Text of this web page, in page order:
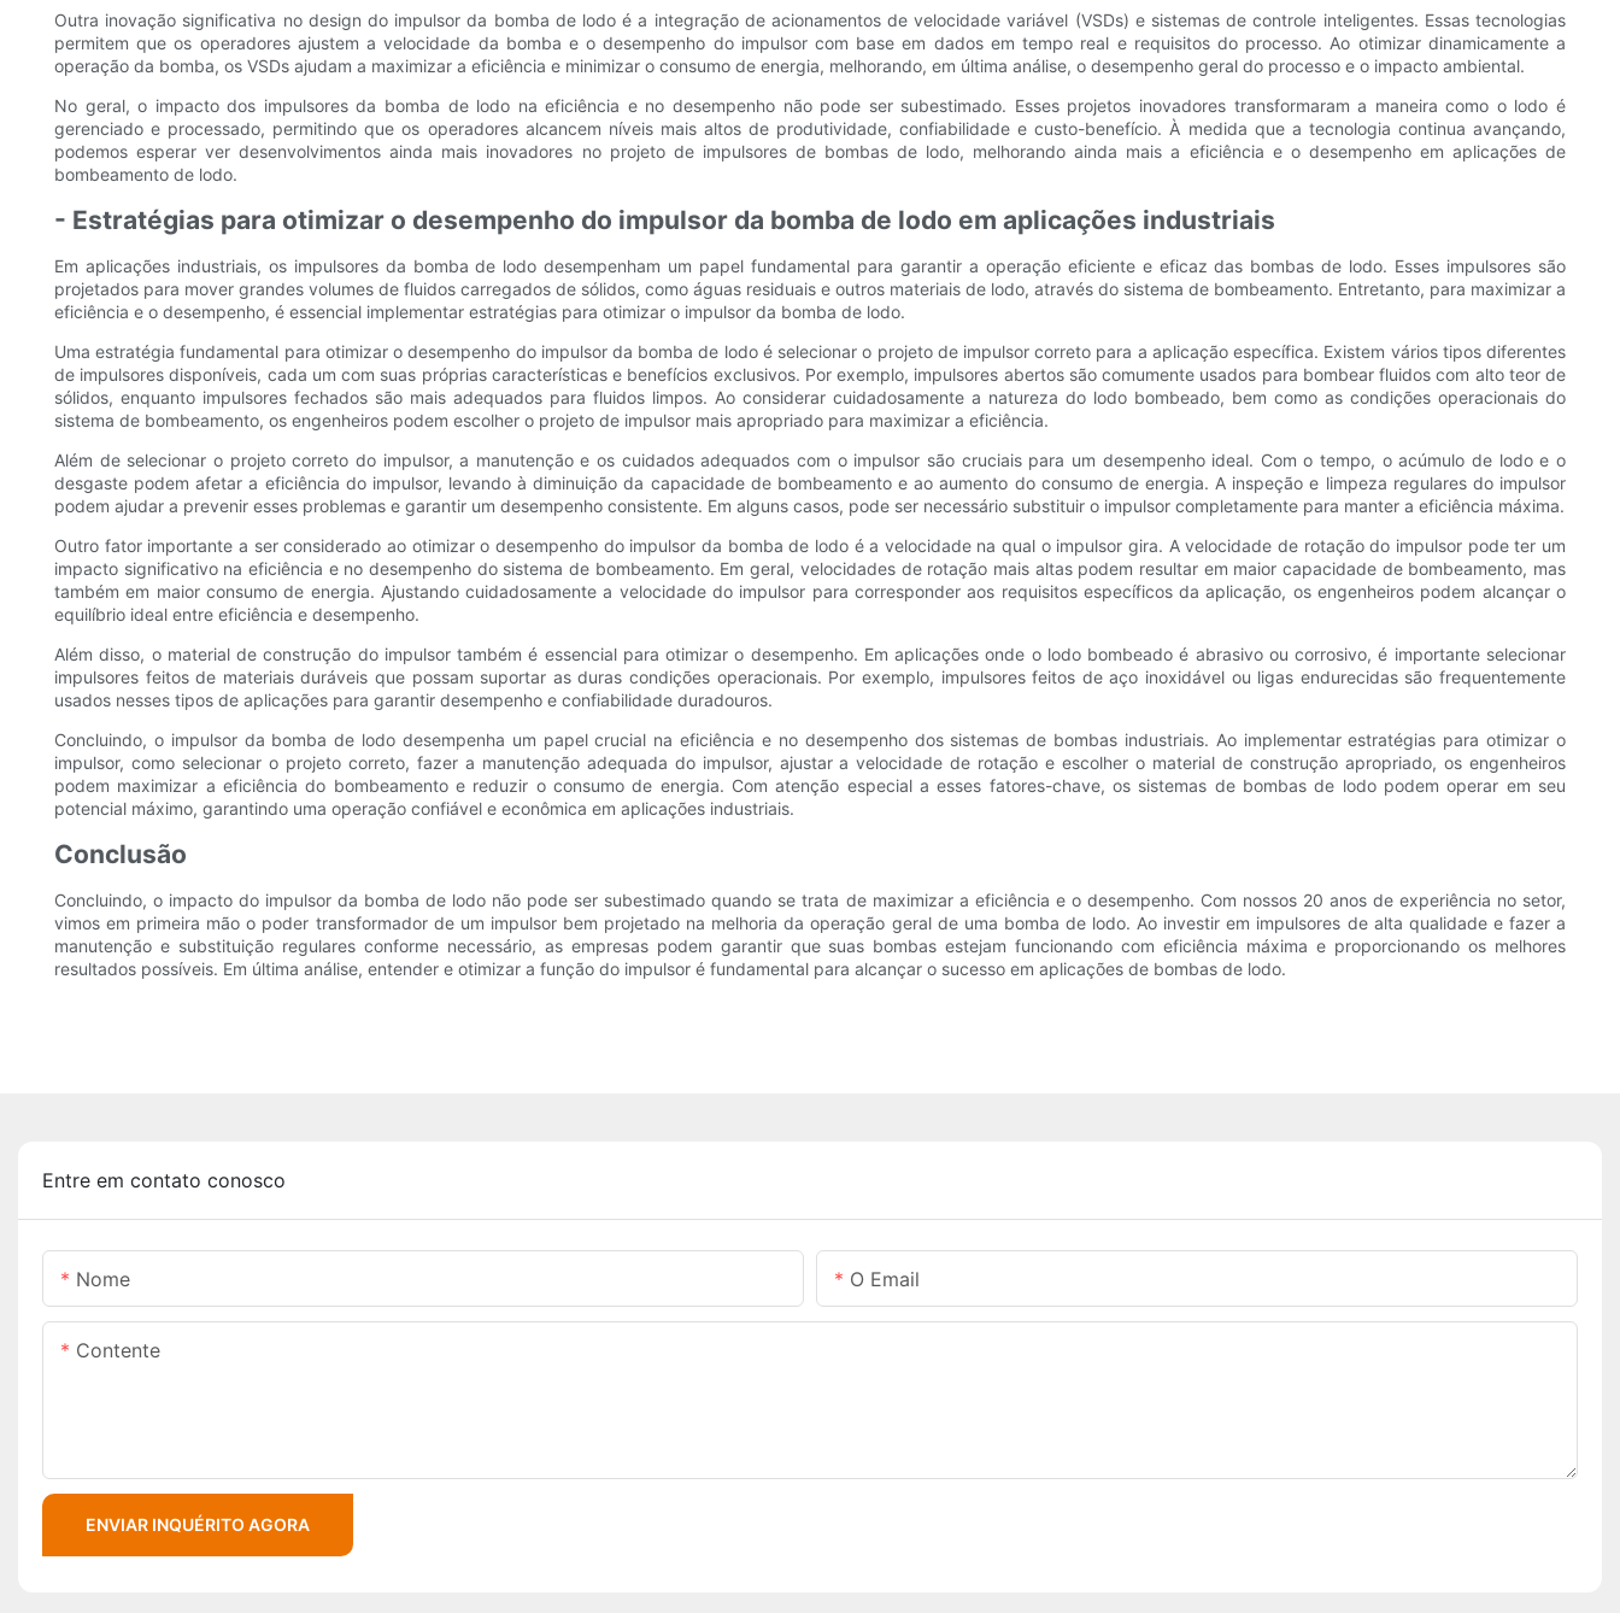
Outra inovação significativa no design do impulsor da bomba de lodo é a integração de acionamentos de velocidade variável (VSDs) e sistemas de controle inteligentes. Essas tecnologias
permitem que os operadores ajustem a velocidade da bomba e o desempenho do impulsor com base em dados em tempo real e requisitos do processo. Ao otimizar dinamicamente a
operação da bomba, os VSDs ajudam a maximizar a eficiência e minimizar o consumo de energia, melhorando, em última análise, o desempenho geral do processo e o impacto ambiental.
No geral, o impacto dos impulsores da bomba de lodo na eficiência e no desempenho não pode ser subestimado. Esses projetos inovadores transformaram a maneira como o lodo é
gerenciado e processado, permitindo que os operadores alcancem níveis mais altos de produtividade, confiabilidade e custo-benefício. À medida que a tecnologia continua avançando,
podemos esperar ver desenvolvimentos ainda mais inovadores no projeto de impulsores de bombas de lodo, melhorando ainda mais a eficiência e o desempenho em aplicações de
bombeamento de lodo.
- Estratégias para otimizar o desempenho do impulsor da bomba de lodo em aplicações industriais
Em aplicações industriais, os impulsores da bomba de lodo desempenham um papel fundamental para garantir a operação eficiente e eficaz das bombas de lodo. Esses impulsores são
projetados para mover grandes volumes de fluidos carregados de sólidos, como águas residuais e outros materiais de lodo, através do sistema de bombeamento. Entretanto, para maximizar a
eficiência e o desempenho, é essencial implementar estratégias para otimizar o impulsor da bomba de lodo.
Uma estratégia fundamental para otimizar o desempenho do impulsor da bomba de lodo é selecionar o projeto de impulsor correto para a aplicação específica. Existem vários tipos diferentes
de impulsores disponíveis, cada um com suas próprias características e benefícios exclusivos. Por exemplo, impulsores abertos são comumente usados para bombear fluidos com alto teor de
sólidos, enquanto impulsores fechados são mais adequados para fluidos limpos. Ao considerar cuidadosamente a natureza do lodo bombeado, bem como as condições operacionais do
sistema de bombeamento, os engenheiros podem escolher o projeto de impulsor mais apropriado para maximizar a eficiência.
Além de selecionar o projeto correto do impulsor, a manutenção e os cuidados adequados com o impulsor são cruciais para um desempenho ideal. Com o tempo, o acúmulo de lodo e o
desgaste podem afetar a eficiência do impulsor, levando à diminuição da capacidade de bombeamento e ao aumento do consumo de energia. A inspeção e limpeza regulares do impulsor
podem ajudar a prevenir esses problemas e garantir um desempenho consistente. Em alguns casos, pode ser necessário substituir o impulsor completamente para manter a eficiência máxima.
Outro fator importante a ser considerado ao otimizar o desempenho do impulsor da bomba de lodo é a velocidade na qual o impulsor gira. A velocidade de rotação do impulsor pode ter um
impacto significativo na eficiência e no desempenho do sistema de bombeamento. Em geral, velocidades de rotação mais altas podem resultar em maior capacidade de bombeamento, mas
também em maior consumo de energia. Ajustando cuidadosamente a velocidade do impulsor para corresponder aos requisitos específicos da aplicação, os engenheiros podem alcançar o
equilíbrio ideal entre eficiência e desempenho.
Além disso, o material de construção do impulsor também é essencial para otimizar o desempenho. Em aplicações onde o lodo bombeado é abrasivo ou corrosivo, é importante selecionar
impulsores feitos de materiais duráveis que possam suportar as duras condições operacionais. Por exemplo, impulsores feitos de aço inoxidável ou ligas endurecidas são frequentemente
usados nesses tipos de aplicações para garantir desempenho e confiabilidade duradouros.
Concluindo, o impulsor da bomba de lodo desempenha um papel crucial na eficiência e no desempenho dos sistemas de bombas industriais. Ao implementar estratégias para otimizar o
impulsor, como selecionar o projeto correto, fazer a manutenção adequada do impulsor, ajustar a velocidade de rotação e escolher o material de construção apropriado, os engenheiros
podem maximizar a eficiência do bombeamento e reduzir o consumo de energia. Com atenção especial a esses fatores-chave, os sistemas de bombas de lodo podem operar em seu
potencial máximo, garantindo uma operação confiável e econômica em aplicações industriais.
Conclusão
Concluindo, o impacto do impulsor da bomba de lodo não pode ser subestimado quando se trata de maximizar a eficiência e o desempenho. Com nossos 20 anos de experiência no setor,
vimos em primeira mão o poder transformador de um impulsor bem projetado na melhoria da operação geral de uma bomba de lodo. Ao investir em impulsores de alta qualidade e fazer a
manutenção e substituição regulares conforme necessário, as empresas podem garantir que suas bombas estejam funcionando com eficiência máxima e proporcionando os melhores
resultados possíveis. Em última análise, entender e otimizar a função do impulsor é fundamental para alcançar o sucesso em aplicações de bombas de lodo.
Entre em contato conosco
Nome O Email
Contente
ENVIAR INQUÉRITO AGORA